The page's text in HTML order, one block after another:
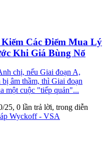
Các Điểm Mua Lý
Khi Giá Bùng Nổ
chị, nếu Giai đoạn A,
âm thầm, thì Giai đoạn
một cuộc "tiếp quản"...
25, 0 lần trả lời, trong diễn
Wyckoff - VSA